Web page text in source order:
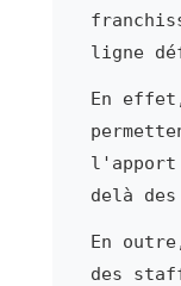
ligne
En
l'apport
delà
En
des